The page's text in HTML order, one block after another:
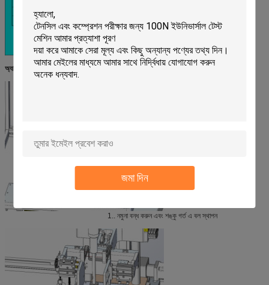
জমা দিন
অ্যাকশন ফ্লো চার্ট::
1.. নমুনা বন্ধ করুন এবং শঙ্কু গর্ত এ বল স্থাপন